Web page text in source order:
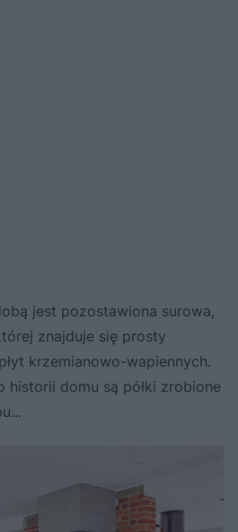
jest pozostawiona surowa,
znajduje się prosty
krzemianowo-wapiennych.
historii domu są półki zrobione